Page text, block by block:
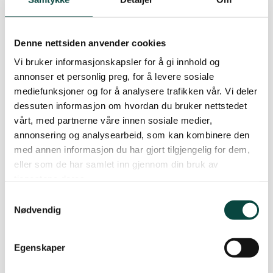
Denne nettsiden anvender cookies
Vi bruker informasjonskapsler for å gi innhold og
annonser et personlig preg, for å levere sosiale
mediefunksjoner og for å analysere trafikken vår. Vi deler
dessuten informasjon om hvordan du bruker nettstedet
vårt, med partnerne våre innen sosiale medier,
annonsering og analysearbeid, som kan kombinere den
med annen informasjon du har gjort tilgjengelig for dem,
eller som de har samlet inn gjennom din bruk av
Nødvendig
Egenskaper
Vi skal restaurere ålegrasenger i
Oslofjorden – bli med!
Vil du være med på å gjøre en reell forskjell for tilstanden
våre for å finne steder som kan ha nytte av restaurering,